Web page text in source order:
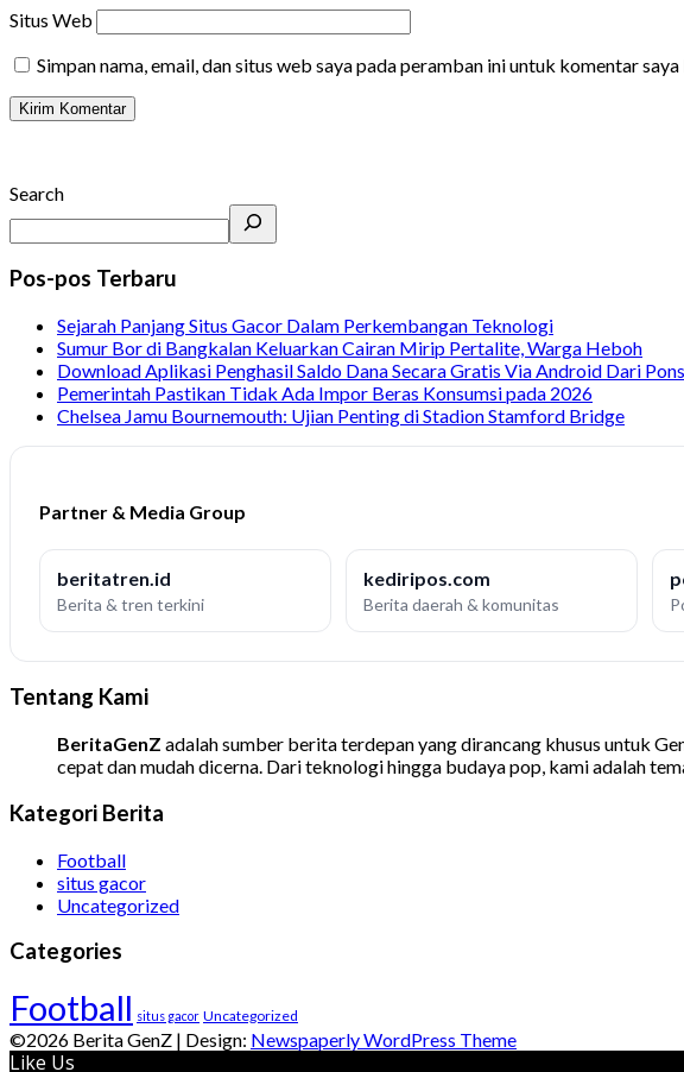
Situs Web
Simpan nama, email, dan situs web saya pada peramban ini untuk komentar
Search
Pos-pos Terbaru
Sejarah Panjang Situs Gacor Dalam Perkembangan Teknologi
Sumur Bor di Bangkalan Keluarkan Cairan Mirip Pertalite, Warga Heboh
Download Aplikasi Penghasil Saldo Dana Secara Gratis Via Android Dari
Pemerintah Pastikan Tidak Ada Impor Beras Konsumsi pada 2026
Chelsea Jamu Bournemouth: Ujian Penting di Stadion Stamford Bridge
Partner & Media Group
beritatren.id
Berita & tren terkini
kediripos.com
Berita daerah & komunitas
Tentang Kami
BeritaGenZ adalah sumber berita terdepan yang dirancang khusus untuk
cepat dan mudah dicerna. Dari teknologi hingga budaya pop, kami adalah
Kategori Berita
Football
situs gacor
Uncategorized
Categories
Football situs gacor Uncategorized
©2026 Berita GenZ | Design: Newspaperly WordPress Theme
Like Us